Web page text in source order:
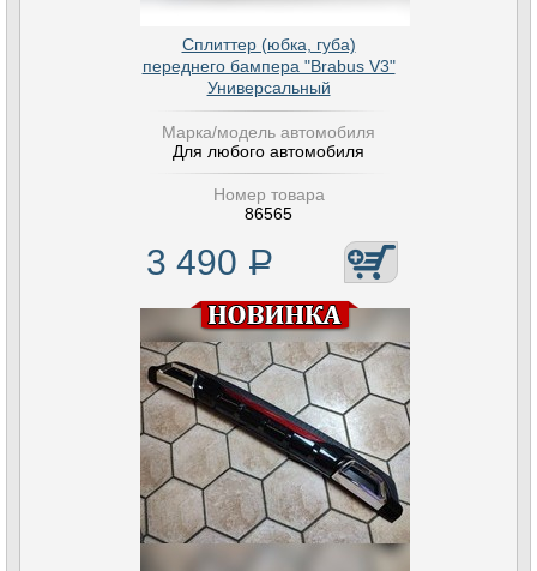
Сплиттер (юбка, губа)
переднего бампера "Brabus V3"
Универсальный
Марка/модель автомобиля
Для любого автомобиля
Номер товара
86565
3 490 Р